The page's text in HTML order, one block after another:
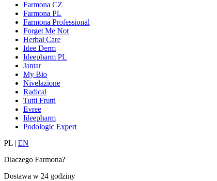
Farmona CZ
Farmona PL
Farmona Professional
Forget Me Not
Herbal Care
Idee Derm
Ideepharm PL
Jantar
My Bio
Nivelazione
Radical
Tutti Frutti
Evree
Ideepharm
Podologic Expert
PL | EN
Dlaczego Farmona?
Dostawa w 24 godziny